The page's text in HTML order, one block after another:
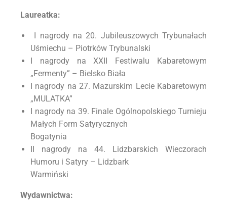
Laureatka:
I nagrody na 20. Jubileuszowych Trybunałach
Uśmiechu – Piotrków Trybunalski
I nagrody na XXII Festiwalu Kabaretowym
„Fermenty” – Bielsko Biała
I nagrody na 27. Mazurskim Lecie Kabaretowym
„MULATKA”
I nagrody na 39. Finale Ogólnopolskiego Turnieju
Małych Form Satyrycznych
Bogatynia
II nagrody na 44. Lidzbarskich Wieczorach
Humoru i Satyry – Lidzbark
Warmiński
Wydawnictwa: